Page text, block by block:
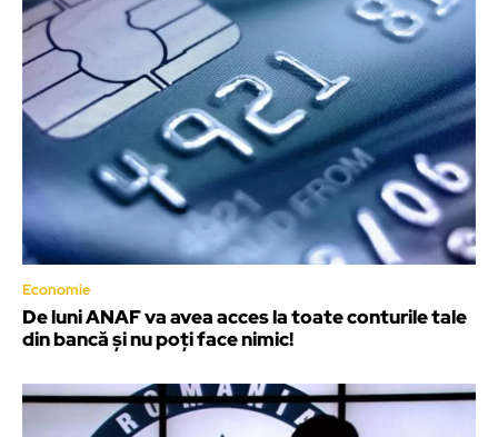
Economie
De luni ANAF va avea acces la toate conturile tale
din bancă și nu poți face nimic!